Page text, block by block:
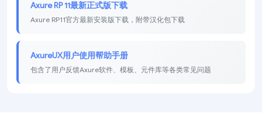
Axure RP 11最新正式版下载
Axure RP11官方最新安装版下载，附带汉化包下载
AxureUX用户使用帮助手册
包含了用户反馈Axure软件、模板、元件库等各类常见问题